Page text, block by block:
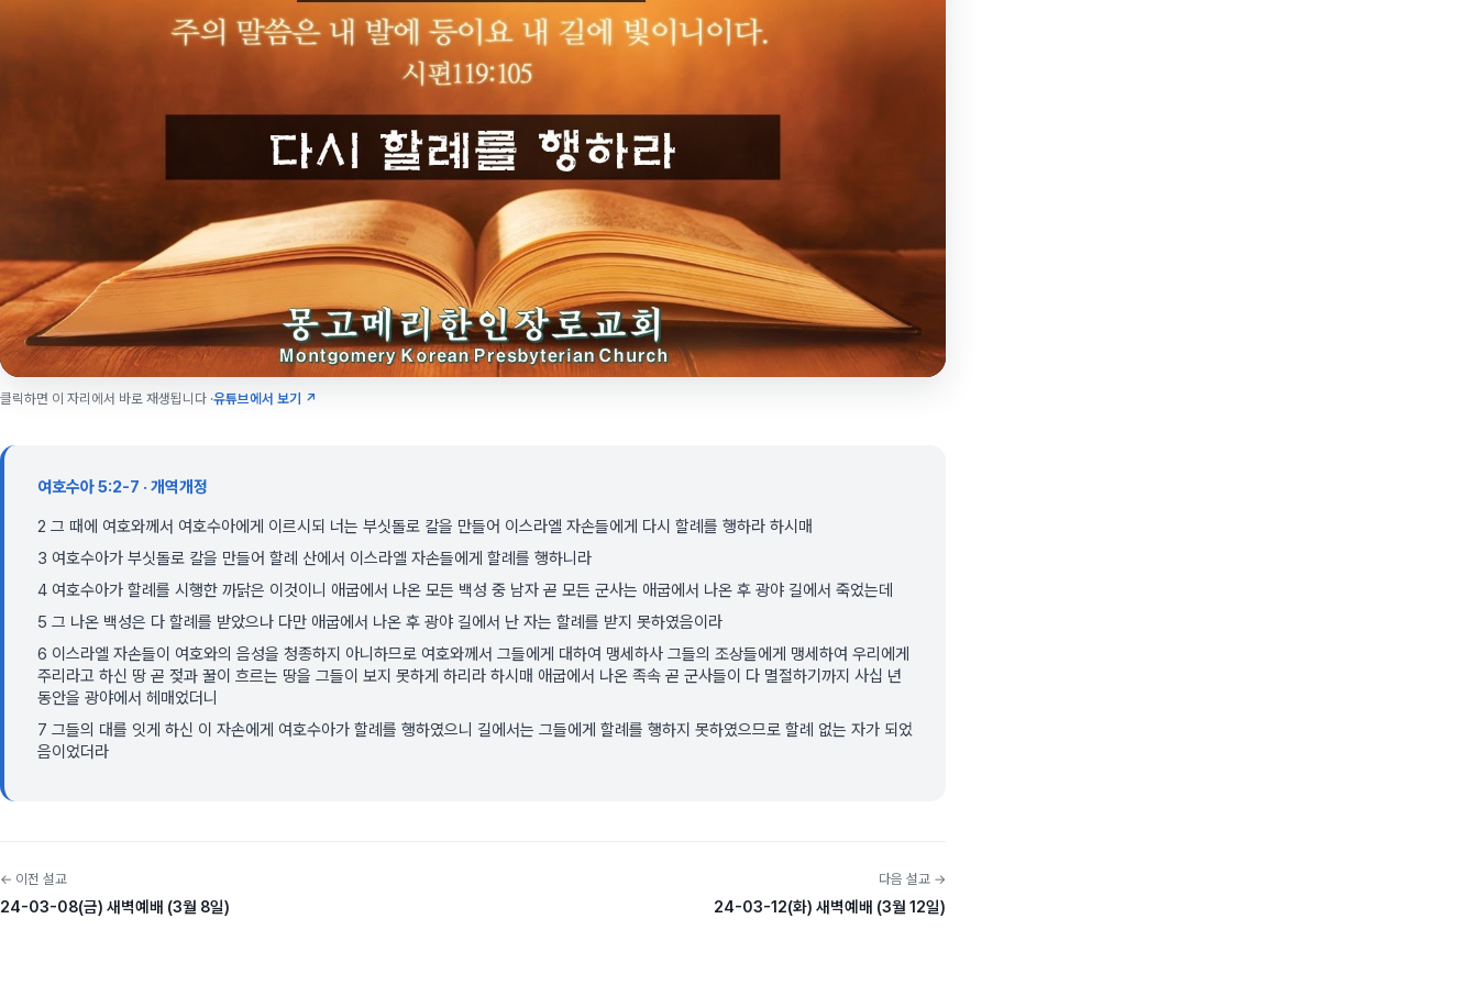
클릭하면 이 자리에서 바로 재생됩니다 ·유튜브에서 보기 ↗
여호수아 5:2-7 · 개역개정
2 그 때에 여호와께서 여호수아에게 이르시되 너는 부싯돌로 칼을 만들어 이스라엘 자손들에게 다시 할례를 행하라 하시매
3 여호수아가 부싯돌로 칼을 만들어 할례 산에서 이스라엘 자손들에게 할례를 행하니라
4 여호수아가 할례를 시행한 까닭은 이것이니 애굽에서 나온 모든 백성 중 남자 곧 모든 군사는 애굽에서 나온 후 광야 길에서 죽었는데
5 그 나온 백성은 다 할례를 받았으나 다만 애굽에서 나온 후 광야 길에서 난 자는 할례를 받지 못하였음이라
6 이스라엘 자손들이 여호와의 음성을 청종하지 아니하므로 여호와께서 그들에게 대하여 맹세하사 그들의 조상들에게 맹세하여 우리에게
주리라고 하신 땅 곧 젖과 꿀이 흐르는 땅을 그들이 보지 못하게 하리라 하시매 애굽에서 나온 족속 곧 군사들이 다 멸절하기까지 사십 년
동안을 광야에서 헤매었더니
7 그들의 대를 잇게 하신 이 자손에게 여호수아가 할례를 행하였으니 길에서는 그들에게 할례를 행하지 못하였으므로 할례 없는 자가 되었
음이었더라
← 이전 설교
24-03-08(금) 새벽예배 (3월 8일)
다음 설교 →
24-03-12(화) 새벽예배 (3월 12일)